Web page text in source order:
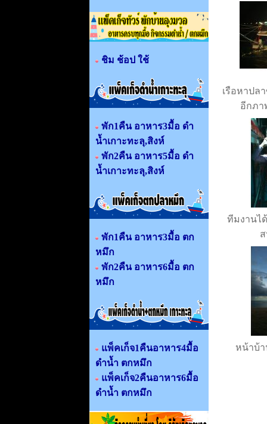
ชิม ช้อป ใช้
พัก1คืน อาหาร3มื้อ ดำ
น้ำเกาะทะลุ,สิงห์
พัก2คืน อาหาร5มื้อ ดำ
น้ำเกาะทะลุ,สิงห์
พัก1คืน อาหาร3มื้อ ตก
หมึก
พัก2คืน อาหาร6มื้อ ตก
หมึก
แพ็คเก็จ1คืนอาหาร4มื้อ
ดำน้ำ ตกหมึก
แพ็คเก็จ2คืนอาหาร6มื้อ
ดำน้ำ ตกหมึก
เรือหาปล
อีกภา
ทีมงานไ
หน้าบ้า